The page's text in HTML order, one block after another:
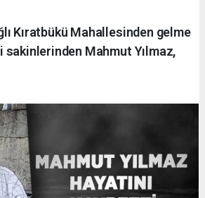
Kıratbükü Mahallesinden gelme
Mahmut Yılmaz,